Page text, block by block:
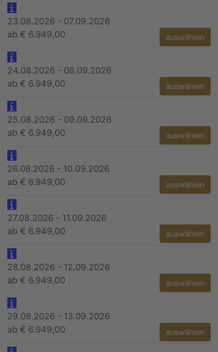
23.08.2026 - 07.09.2026
ab € 6.949,00
auswählen
24.08.2026 - 08.09.2026
ab € 6.949,00
auswählen
25.08.2026 - 09.09.2026
ab € 6.949,00
auswählen
26.08.2026 - 10.09.2026
ab € 6.949,00
auswählen
27.08.2026 - 11.09.2026
ab € 6.949,00
auswählen
28.08.2026 - 12.09.2026
ab € 6.949,00
auswählen
29.08.2026 - 13.09.2026
ab € 6.949,00
auswählen